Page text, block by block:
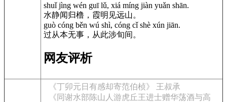
shuǐ jìng wén guī lǔ, xiá míng jiàn yuǎn shān.
水静闻归橹，霞明见远山。
guò cóng běn wú shì, cóng cǐ shè xún jiān.
过从本无事，从此涉旬间。
网友评析
《丁卯元日有感却寄范伯桢》 王叔承
《同谢水部陈山人游虎丘王进士赠华荡酒与高